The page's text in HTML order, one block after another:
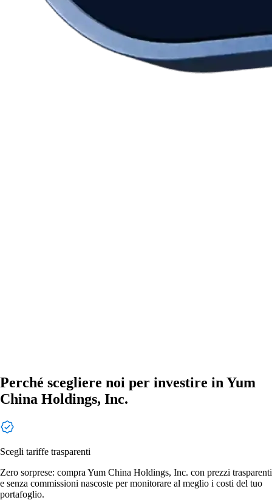
Perché scegliere noi per investire in Yum
China Holdings, Inc.
Scegli tariffe trasparenti
Zero sorprese: compra Yum China Holdings, Inc. con prezzi trasparenti
e senza commissioni nascoste per monitorare al meglio i costi del tuo
portafoglio.